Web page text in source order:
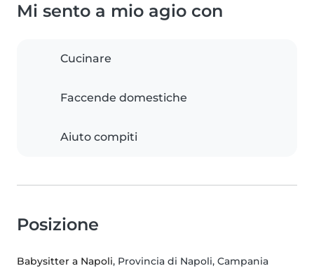
Mi sento a mio agio con
Cucinare
Faccende domestiche
Aiuto compiti
Posizione
Babysitter a Napoli, Provincia di Napoli, Campania